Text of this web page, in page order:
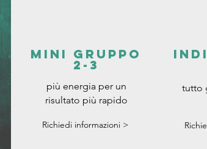
MINI GRUPPO
2-3
più energia per un
risultato più rapido
Richiedi informazioni >
tutto